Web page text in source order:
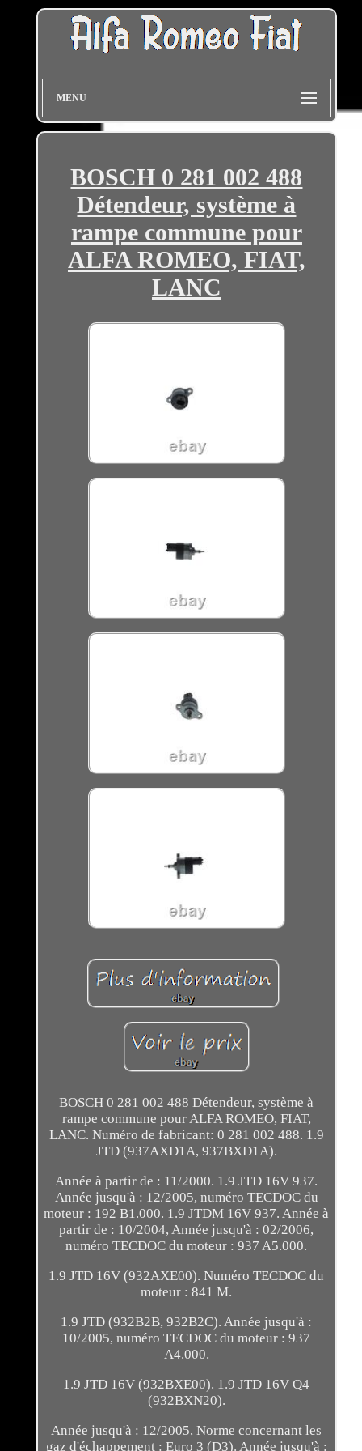
MENU
BOSCH 0 281 002 488
Détendeur, système à
rampe commune pour
ALFA ROMEO, FIAT,
LANC
BOSCH 0 281 002 488 Détendeur, système à
rampe commune pour ALFA ROMEO, FIAT,
LANC. Numéro de fabricant: 0 281 002 488. 1.9
JTD (937AXD1A, 937BXD1A).
Année à partir de : 11/2000. 1.9 JTD 16V 937.
Année jusqu'à : 12/2005, numéro TECDOC du
moteur : 192 B1.000. 1.9 JTDM 16V 937. Année à
partir de : 10/2004, Année jusqu'à : 02/2006,
numéro TECDOC du moteur : 937 A5.000.
1.9 JTD 16V (932AXE00). Numéro TECDOC du
moteur : 841 M.
1.9 JTD (932B2B, 932B2C). Année jusqu'à :
10/2005, numéro TECDOC du moteur : 937
A4.000.
1.9 JTD 16V (932BXE00). 1.9 JTD 16V Q4
(932BXN20).
Année jusqu'à : 12/2005, Norme concernant les
gaz d'échappement : Euro 3 (D3). Année jusqu'à :